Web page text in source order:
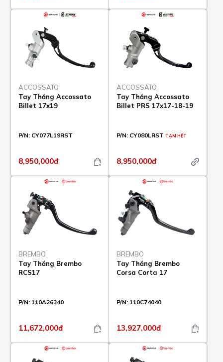
ACCOSSATO
Tay Thắng Accossato
Billet 17x19
P/N: CY077L19RST
8,950,000đ
ACCOSSATO
Tay Thắng Accossato
Billet PRS 17x17-18-19
P/N: CY080LRST TẠM HẾT
8,950,000đ
BREMBO
Tay Thắng Brembo
RCS17
P/N: 110A26340
11,672,000đ
BREMBO
Tay Thắng Brembo
Corsa Corta 17
P/N: 110C74040
13,927,000đ